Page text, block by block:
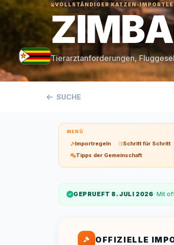
VOLLSTÄNDIGER KATZEN-
Tierarztanforderungen,
SUCHE
MENÜ
Importregeln Schritt für Schritt
Tipps der Gemeinschaft
GEPRUEFT 8. JULI 2026· Mit
OFFIZIELLE